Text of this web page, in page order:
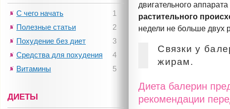
двигательного
растительного
недели не больше двух
Связки у
жирам.
Диета балерин
рекомендации
1
С чего начать
2
Полезные статьи
3
Похудение без диет
4
Средства для похудения
5
Витамины
ДИЕТЫ